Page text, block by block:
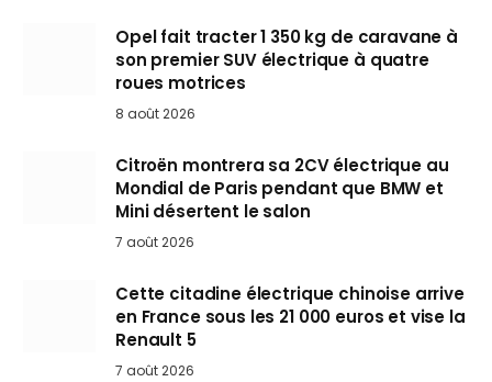
Opel fait tracter 1 350 kg de caravane à
son premier SUV électrique à quatre
roues motrices
8 août 2026
Citroën montrera sa 2CV électrique au
Mondial de Paris pendant que BMW et
Mini désertent le salon
7 août 2026
Cette citadine électrique chinoise arrive
en France sous les 21 000 euros et vise la
Renault 5
7 août 2026